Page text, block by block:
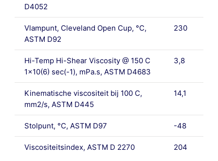
D4052
Vlampunt, Cleveland Open Cup, °C,
ASTM D92
230
Hi-Temp Hi-Shear Viscosity @ 150 C
1×10(6) sec(-1), mPa.s, ASTM D4683
3,8
Kinematische viscositeit bij 100 C,
mm2/s, ASTM D445
14,1
Stolpunt, °C, ASTM D97 -48
Viscositeitsindex, ASTM D 2270 204